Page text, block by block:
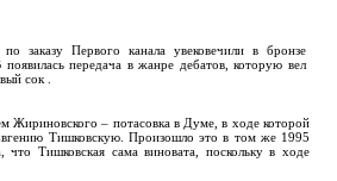
заказу Первого канала увековечили в бронзе
передача в жанре дебатов, которую вел
сок .
Жириновского – потасовка в Думе, в ходе которой
Тишковскую. Произошло это в том же 1995
Тишковская сама виновата, поскольку в ходе